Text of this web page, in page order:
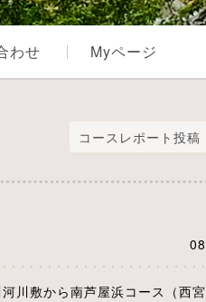
わせ Myページ
コースレポート投稿
08
川敷から南芦屋浜コース（西宮